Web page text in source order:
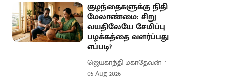
குழந்தைகளுக்கு நிதி
மேலாண்மை: சிறு
வயதிலேயே சேமிப்பு
பழக்கத்தை வளர்ப்பது
எப்படி?
ஜெயகாந்தி மகாதேவன்
05 Aug 2026